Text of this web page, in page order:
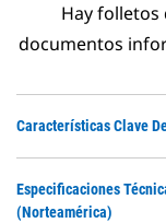
Hay
documentos
Características Clave
Especificaciones
(Norteamérica)